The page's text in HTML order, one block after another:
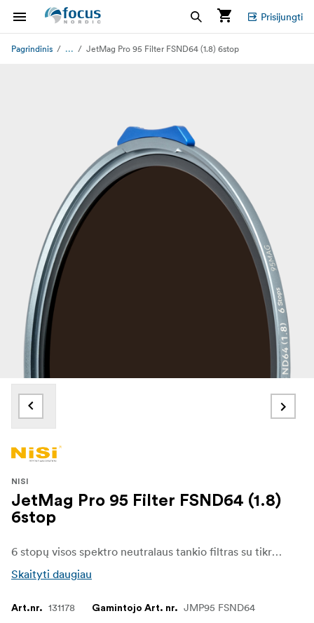
Prisijungti
Pagrindinis ... JetMag Pro 95 Filter FSND64 (1.8) 6stop
NISI
JetMag Pro 95 Filter FSND64 (1.8)
6stop
6 stopų visos spektro neutralaus tankio filtras su tikrojo spalvų perdavimo savybėmis. „NiSi“ „JETMAG“ filtrai sukurti fotografams ir videografams, kuriems kiekviename kadre svarbus greitis, stabilumas ir universalumas. Dėl unikalios magnetinės konstrukcijos šiuos filtrus galima greitai ir patikimai keisti, todėl kūrėjai gali lengvai prisitaikyti prie besikeičiančių apšvietimo ir fotografavimo sąlygų.
Skaityti daugiau
Art.nr. 131178 Gamintojo Art. nr. JMP95 FSND64